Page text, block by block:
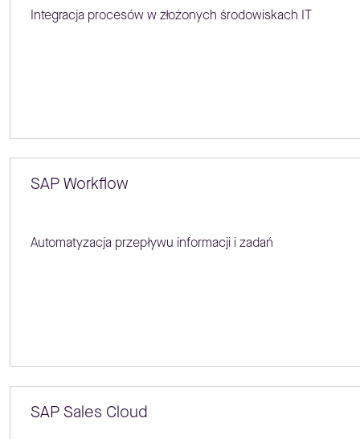
Integracja procesów w złożonych środowiskach IT
SAP Workflow
Automatyzacja przepływu informacji i zadań
SAP Sales Cloud